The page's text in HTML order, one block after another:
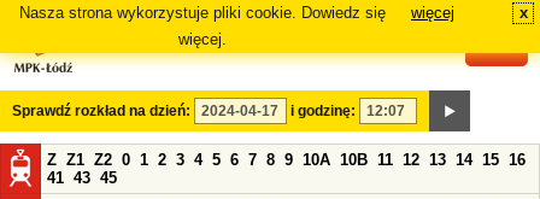
Nasza strona wykorzystuje pliki cookie. Dowiedz się
więcej.
więcej x
Sprawdź rozkład na dzień: i godzinę:
Z Z1 Z2 0 1 2 3 4 5 6 7 8 9 10A 10B 11 12 13 14 15 16
41 43 45